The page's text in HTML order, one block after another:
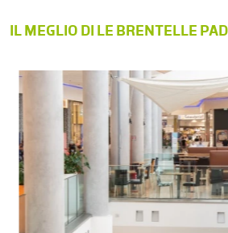
IL MEGLIO DI LE BRENTELLE